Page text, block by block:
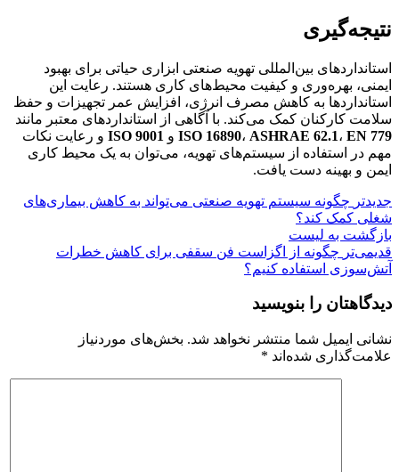
نتیجه‌گیری
استانداردهای بین‌المللی تهویه صنعتی ابزاری حیاتی برای بهبود
ایمنی، بهره‌وری و کیفیت محیط‌های کاری هستند. رعایت این
استانداردها به کاهش مصرف انرژی، افزایش عمر تجهیزات و حفظ
سلامت کارکنان کمک می‌کند. با آگاهی از استانداردهای معتبر مانند
ISO 16890، ASHRAE 62.1، EN 779 و ISO 9001 و رعایت نکات
مهم در استفاده از سیستم‌های تهویه، می‌توان به یک محیط کاری
ایمن و بهینه دست یافت.
جدیدتر چگونه سیستم تهویه صنعتی می‌تواند به کاهش بیماری‌های
شغلی کمک کند؟
بازگشت به لیست
قدیمی‌تر چگونه از اگزاست فن سقفی برای کاهش خطرات
آتش‌سوزی استفاده کنیم؟
دیدگاهتان را بنویسید
نشانی ایمیل شما منتشر نخواهد شد. بخش‌های موردنیاز
علامت‌گذاری شده‌اند *